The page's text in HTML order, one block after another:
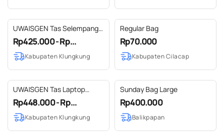
UWAISGEN Tas Selempang
Wanita Basma Bag Goni
Tenun Endek Etnik Bali
Handmade
Rp425.000 - Rp...
Kabupaten Klungkung
Regular Bag
Rp70.000
Kabupaten Cilacap
UWAISGEN Tas Laptop
Anvlope Jinjing Tenun
Rangrang Etnik Bali
Handmade
Rp448.000 - Rp...
Kabupaten Klungkung
Sunday Bag Large
Rp400.000
Balikpapan